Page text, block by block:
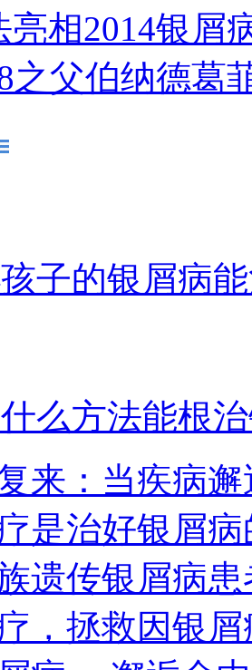
亮相2014银屑
之父伯纳德葛
子的银屑病
么方法能根
来：当疾病邂
是治好银屑病
遗传银屑病患
，拯救因银屑